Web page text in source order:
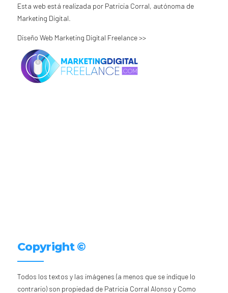
Esta web está realizada por Patricia Corral, autónoma de
Marketing Digital.
Diseño Web Marketing Digital Freelance >>
Copyright ©
Todos los textos y las imágenes (a menos que se indique lo
contrario) son propiedad de Patricia Corral Alonso y Como